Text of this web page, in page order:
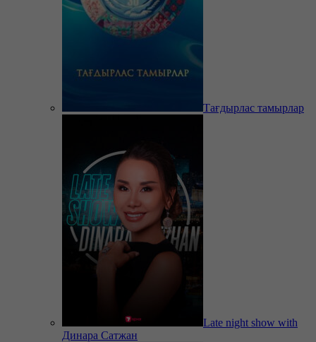
Тағдырлас тамырлар
Late night show with
Динара Сатжан